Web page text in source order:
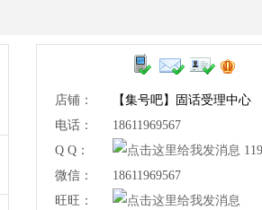
店铺：
【集号吧】固话受理中心
电话：
18611969567
Q Q：
微信：
18611969567
旺旺：